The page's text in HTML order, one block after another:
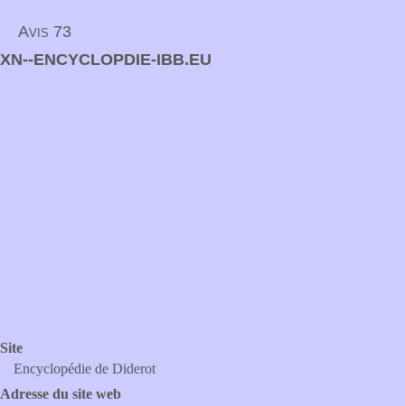
Avis 73
XN--ENCYCLOPDIE-IBB.EU
Site
Encyclopédie de Diderot
Adresse du site web